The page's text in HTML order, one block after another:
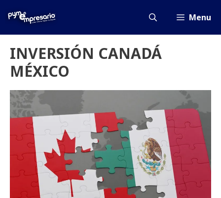
Menu
INVERSIÓN CANADÁ
MÉXICO